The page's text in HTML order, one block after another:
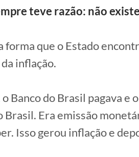
teve razão: não
que o Estado
inflação.
Banco do Brasil pagava e
Brasil. Era emissão
Isso gerou inflação e